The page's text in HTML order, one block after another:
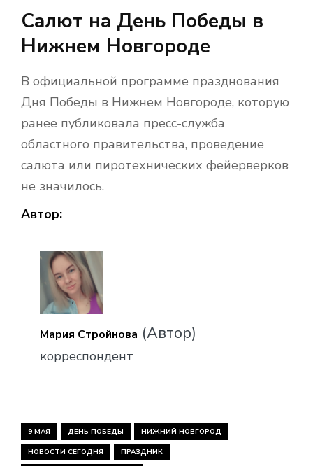
Салют на День Победы в
Нижнем Новгороде
В официальной программе празднования
Дня Победы в Нижнем Новгороде, которую
ранее публиковала пресс-служба
областного правительства, проведение
салюта или пиротехнических фейерверков
не значилось.
Автор:
Мария Стройнова (Автор)
корреспондент
9 МАЯ ДЕНЬ ПОБЕДЫ НИЖНИЙ НОВГОРОД
НОВОСТИ СЕГОДНЯ ПРАЗДНИК